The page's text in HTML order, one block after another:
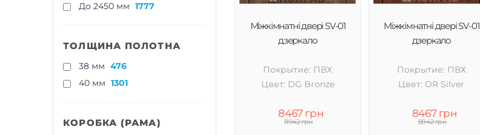
До 2450 мм 1777
ТОЛЩИНА ПОЛОТНА
38 мм 476
40 мм 1301
КОРОБКА (РАМА)
Міжкімнатні двері SV-01
дзеркало
Покрытие: ПВХ
Цвет: DG Bronze
8467 грн
8942 грн
Міжкімнатні двері SV-01
дзеркало
Покрытие: ПВХ
Цвет: OR Silver
8467 грн
8942 грн